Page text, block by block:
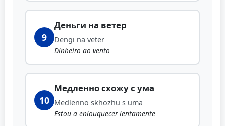
9
Деньги на ветер
Dengi na veter
Dinheiro ao vento
10
Медленно схожу с ума
Medlenno skhozhu s uma
Estou a enlouquecer lentamente